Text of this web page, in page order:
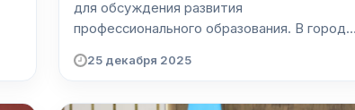
для обсуждения развития
профессионального образования. В городе
25 декабря 2025